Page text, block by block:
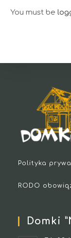
You must be
Polityka
RODO
Domki